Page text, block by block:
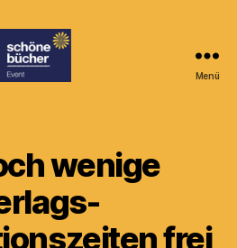
Menü
wenige
frei